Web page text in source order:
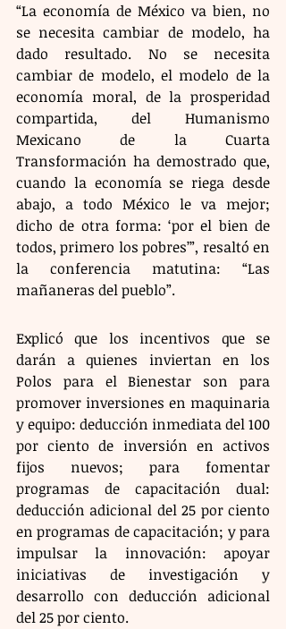
“La economía de México va bien, no
se necesita cambiar de modelo, ha
dado resultado. No se necesita
cambiar de modelo, el modelo de la
economía moral, de la prosperidad
compartida, del Humanismo
Mexicano de la Cuarta
Transformación ha demostrado que,
cuando la economía se riega desde
abajo, a todo México le va mejor;
dicho de otra forma: ‘por el bien de
todos, primero los pobres’”, resaltó en
la conferencia matutina: “Las
mañaneras del pueblo”.
Explicó que los incentivos que se
darán a quienes inviertan en los
Polos para el Bienestar son para
promover inversiones en maquinaria
y equipo: deducción inmediata del 100
por ciento de inversión en activos
fijos nuevos; para fomentar
programas de capacitación dual:
deducción adicional del 25 por ciento
en programas de capacitación; y para
impulsar la innovación: apoyar
iniciativas de investigación y
desarrollo con deducción adicional
del 25 por ciento.